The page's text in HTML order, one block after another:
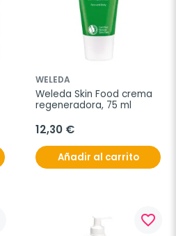
WELEDA
Weleda Skin Food crema
regeneradora, 75 ml
12,30 €
Añadir al carrito
favorite_border